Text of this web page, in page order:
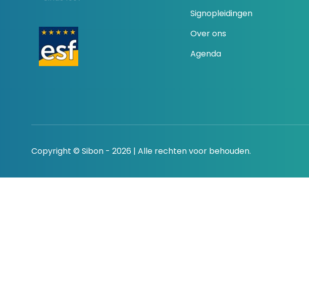
Signopleidingen
Over ons
Agenda
Copyright © Sibon - 2026 | Alle rechten voor behouden.